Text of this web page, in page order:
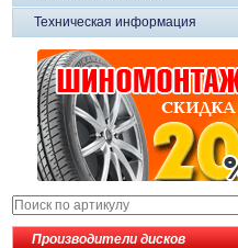
Техническая информация
Производители дисков